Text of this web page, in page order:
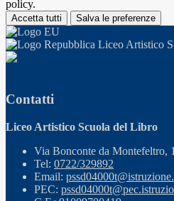
policy.
Accetta tutti Salva le preferenze
Liceo Artistico
Contatti
Liceo Artistico Scuola del Libro
Via Bonconte da Montefeltro,
Tel: 0722/329892
Email:
PEC: